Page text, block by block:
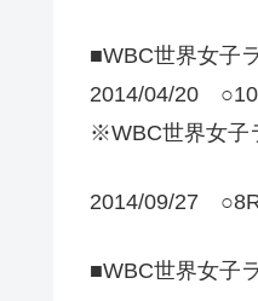
■WBC世界女子
2014/04/20
※WBC世界女子
2014/09/27
■WBC世界女子